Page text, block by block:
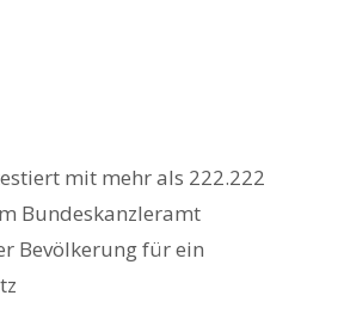
mit mehr als 222.222
Bundeskanzleramt
Bevölkerung für ein